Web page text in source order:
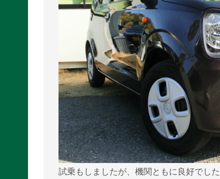
試乗もしましたが、機関ともに良好でし